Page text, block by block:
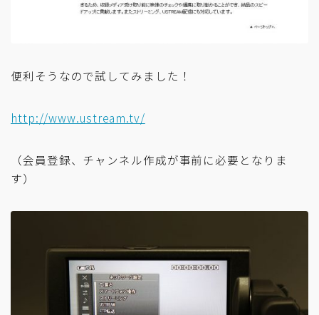
便利そうなので試してみました！
http://www.ustream.tv/
（会員登録、チャンネル作成が事前に必要となりま
す）